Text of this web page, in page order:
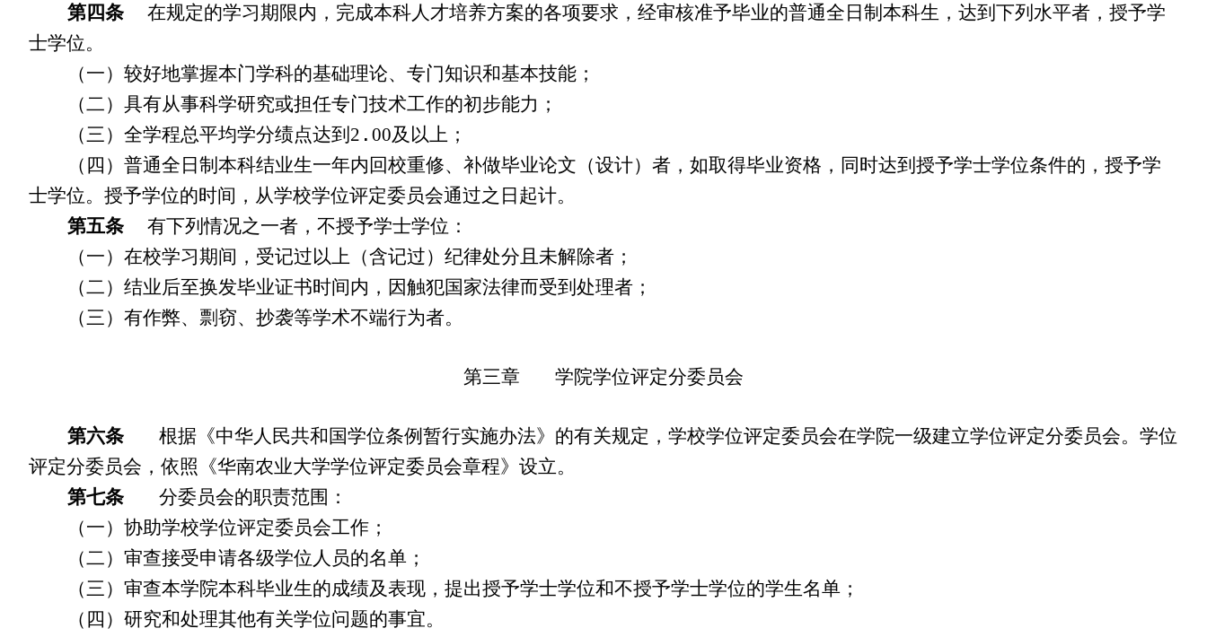
第四条在规定的学习期限内，完成本科人才培养方案的各项要求，经审核准予毕业的普通全日制本科生，达到下列水平者，授予学
士学位。
（一）较好地掌握本门学科的基础理论、专门知识和基本技能；
（二）具有从事科学研究或担任专门技术工作的初步能力；
（三）全学程总平均学分绩点达到 2 . 00及以上；
（四）普通全日制本科结业生一年内回校重修、补做毕业论文（设计）者，如取得毕业资格，同时达到授予学士学位条件的，授予学
士学位。授予学位的时间，从学校学位评定委员会通过之日起计。
第五条有下列情况之一者，不授予学士学位：
（一）在校学习期间，受记过以上（含记过） 纪律处分且未解除者；
（二）结业后至换发毕业证书时间内，因触犯国家法律而受到处理者；
（三）有作弊、剽窃、抄袭等学术不端行为者。
第三章 学院学位评定分委员会
第六条 根据《中华人民共和国学位条例暂行实施办法》的有关规定，学校学位评定委员会在学院一级建立学位评定分委员会。学位
评定分委员会，依照《华南农业大学学位评定委员会章程》设立。
第七条 分委员会的职责范围：
（一）协助学校学位评定委员会工作；
（二）审查接受申请各级学位人员的名单；
（三）审查本学院本科毕业生的成绩及表现，提出授予学士学位和不授予学士学位的学生名单；
（四）研究和处理其他有关学位问题的事宜。